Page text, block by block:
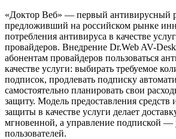
«Доктор Веб» — первый антивирусный
предложивший на российском рынке
потребления антивируса в качестве
провайдеров. Внедрение Dr.Web AV-
абонентам провайдеров пользоваться
качестве услуги: выбирать требуемое
подписок, продлевать подписку
самостоятельно планировать свои
защиту. Модель предоставления
защиты в качестве услуги делает
мгновенной, а управление подпиской —
пользователей.